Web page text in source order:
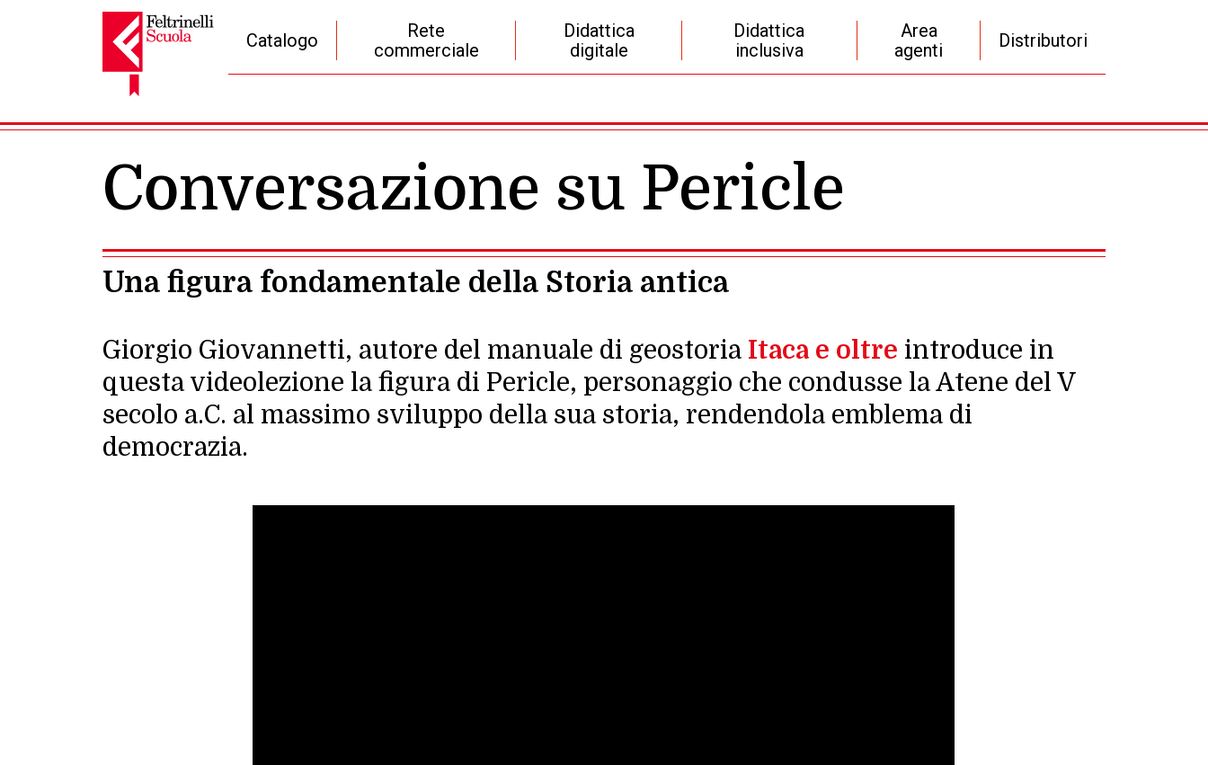
Navigazione principale
Catalogo
Rete
commerciale
Didattica
digitale
Didattica
inclusiva
Area
agenti
Distributori
Conversazione su Pericle
Una figura fondamentale della Storia antica
Giorgio Giovannetti, autore del manuale di geostoria Itaca e oltre introduce in
questa videolezione la figura di Pericle, personaggio che condusse la Atene del V
secolo a.C. al massimo sviluppo della sua storia, rendendola emblema di
democrazia.